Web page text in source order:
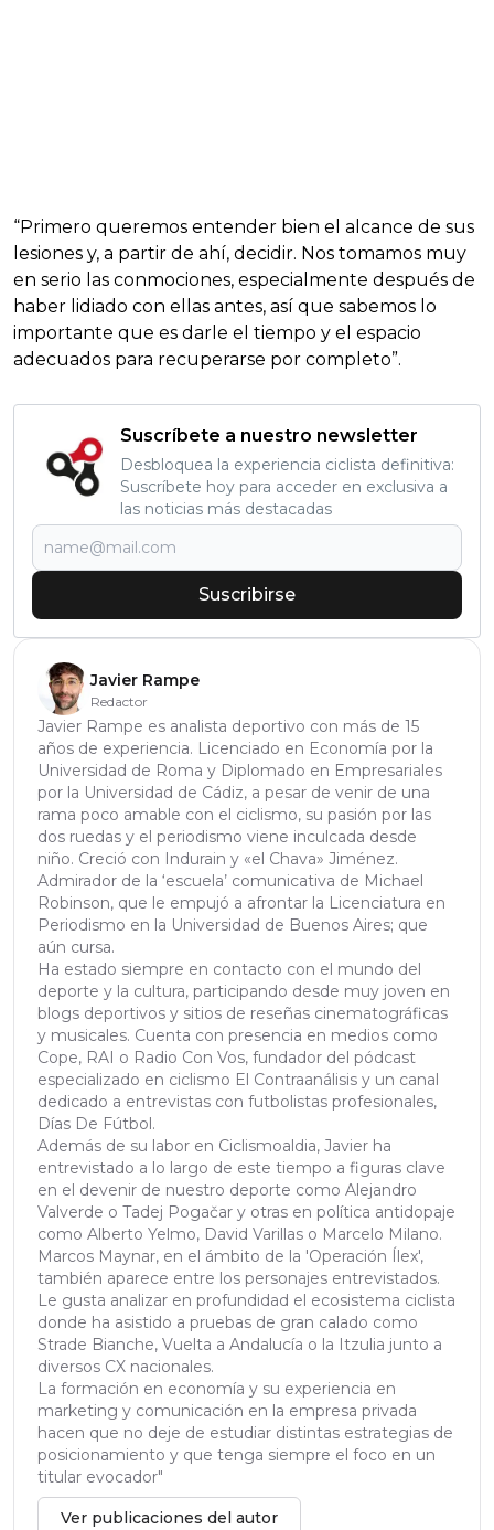
“Primero queremos entender bien el alcance de sus
lesiones y, a partir de ahí, decidir. Nos tomamos muy
en serio las conmociones, especialmente después de
haber lidiado con ellas antes, así que sabemos lo
importante que es darle el tiempo y el espacio
adecuados para recuperarse por completo”.
Suscríbete a nuestro newsletter
Desbloquea la experiencia ciclista definitiva:
Suscríbete hoy para acceder en exclusiva a
las noticias más destacadas
Suscribirse
Javier Rampe
Redactor
Javier Rampe es analista deportivo con más de 15
años de experiencia. Licenciado en Economía por la
Universidad de Roma y Diplomado en Empresariales
por la Universidad de Cádiz, a pesar de venir de una
rama poco amable con el ciclismo, su pasión por las
dos ruedas y el periodismo viene inculcada desde
niño. Creció con Indurain y «el Chava» Jiménez.
Admirador de la ‘escuela’ comunicativa de Michael
Robinson, que le empujó a afrontar la Licenciatura en
Periodismo en la Universidad de Buenos Aires; que
aún cursa.
Ha estado siempre en contacto con el mundo del
deporte y la cultura, participando desde muy joven en
blogs deportivos y sitios de reseñas cinematográficas
y musicales. Cuenta con presencia en medios como
Cope, RAI o Radio Con Vos, fundador del pódcast
especializado en ciclismo El Contraanálisis y un canal
dedicado a entrevistas con futbolistas profesionales,
Días De Fútbol.
Además de su labor en Ciclismoaldia, Javier ha
entrevistado a lo largo de este tiempo a figuras clave
en el devenir de nuestro deporte como Alejandro
Valverde o Tadej Pogačar y otras en política antidopaje
como Alberto Yelmo, David Varillas o Marcelo Milano.
Marcos Maynar, en el ámbito de la 'Operación Ílex',
también aparece entre los personajes entrevistados.
Le gusta analizar en profundidad el ecosistema ciclista
donde ha asistido a pruebas de gran calado como
Strade Bianche, Vuelta a Andalucía o la Itzulia junto a
diversos CX nacionales.
La formación en economía y su experiencia en
marketing y comunicación en la empresa privada
hacen que no deje de estudiar distintas estrategias de
posicionamiento y que tenga siempre el foco en un
titular evocador"
Ver publicaciones del autor